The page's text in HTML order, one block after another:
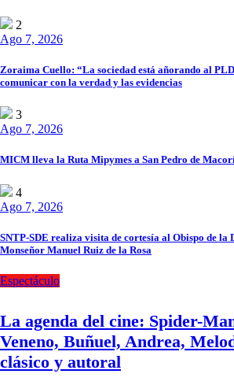
2
Ago 7, 2026
Zoraima Cuello: “La sociedad está añorando al
comunicar con la verdad y las evidencias
3
Ago 7, 2026
MICM lleva la Ruta Mipymes a San Pedro de
4
Ago 7, 2026
SNTP-SDE realiza visita de cortesía al Obispo de la
Monseñor Manuel Ruiz de la Rosa
Espectáculo
La agenda del cine: Spider-
Veneno, Buñuel, Andrea,
clásico y autoral